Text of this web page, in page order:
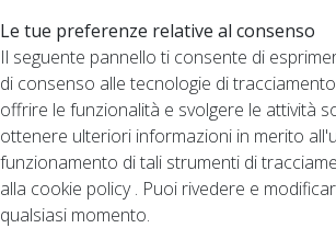
Le tue preferenze relative al consenso
Il seguente pannello ti consente di
di consenso alle tecnologie di
offrire le funzionalità e svolgere le attività
ottenere ulteriori informazioni in merito
funzionamento di tali strumenti di
alla cookie policy . Puoi rivedere e
qualsiasi momento.